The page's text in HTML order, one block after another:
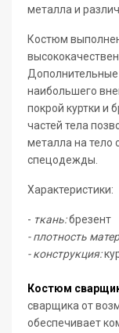
металла и
Костюм
Дополнительные
наибольшего
покрой куртки и
частей тела
металла на тело
спецодежды.
Характеристики:
- ткань:брезент
- плотность
- конструкция:
Костюм
сварщика от
обеспечивает